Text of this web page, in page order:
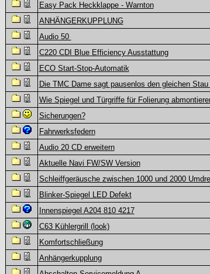
Easy Pack Heckklappe - Warnton
ANHÄNGERKUPPLUNG
Audio 50
C220 CDI Blue Efficiency Ausstattung
ECO Start-Stop-Automatik
Die TMC Dame sagt pausenlos den gleichen Stau
Wie Spiegel und Türgriffe für Folierung
Sicherungen?
Fahrwerksfedern
Audio 20 CD erweitern
Aktuelle Navi FW/SW Version
Schleiffgeräusche zwischen 1000 und 2000
Blinker-Spiegel LED Defekt
Innenspiegel A204 810 4217
C63 Kühlergrill (look)
Komfortschließung
Anhängerkupplung